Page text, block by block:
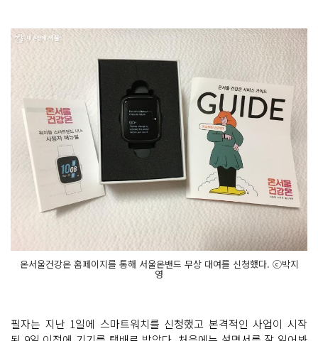
온서울건강온 홈페이지를 통해 서울온밴드 무상 대여를 신청했다. ⓒ박지
영
필자는 지난 1일에 스마트워치를 신청했고 본격적인 사업이 시작